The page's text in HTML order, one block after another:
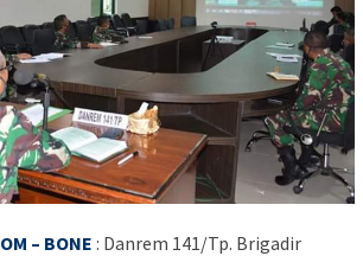
– BONE : Danrem 141/Tp. Brigadir